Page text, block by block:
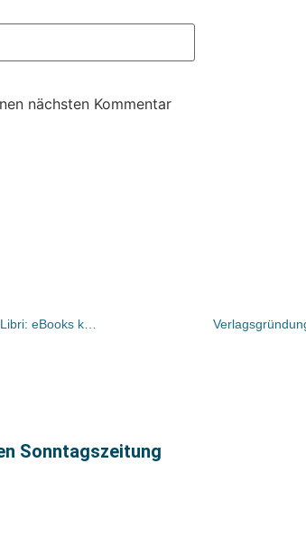
nächsten Kommentar
Sonntagszeitung